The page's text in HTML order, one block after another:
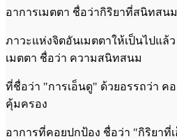
อาการเมตตา ชื่อว่ากิริยาที่สนิทสนม
ภาวะแห่งจิตอันเมตตาให้เป็นไปแล้
เมตตา ชื่อว่า ความสนิทสนม
ที่ชื่อว่า "การเอ็นดู" ด้วยอรรถว่า ค
คุ้มครอง
อาการที่คอยปกป้อง ชื่อว่า "กิริยาที่